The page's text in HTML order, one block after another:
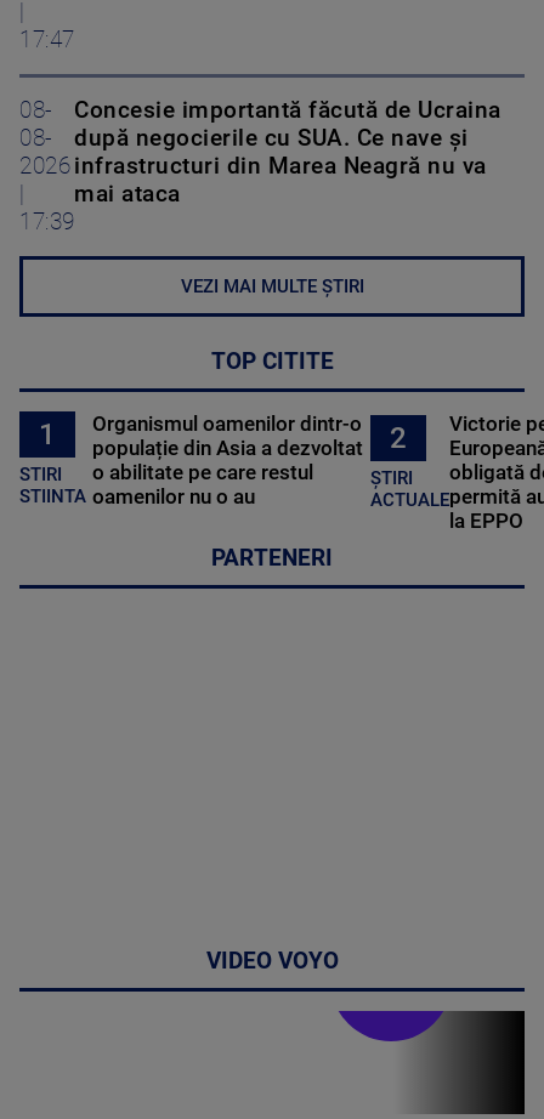
17:47
08-
08-
2026
17:39
Concesie importantă făcută de Ucraina
după negocierile cu SUA. Ce nave şi
infrastructuri din Marea Neagră nu va
mai ataca
VEZI MAI MULTE ȘTIRI
TOP CITITE
1
STIRI
STIINTA
Organismul oamenilor dintr-o
populație din Asia a dezvoltat
o abilitate pe care restul
oamenilor nu o au
2
ȘTIRI
ACTUALE
Victorie
obligată
permită
la EPPO
PARTENERI
VIDEO VOYO